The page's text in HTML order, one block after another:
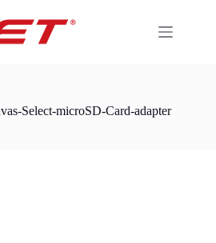
Select-microSD-Card-adapter